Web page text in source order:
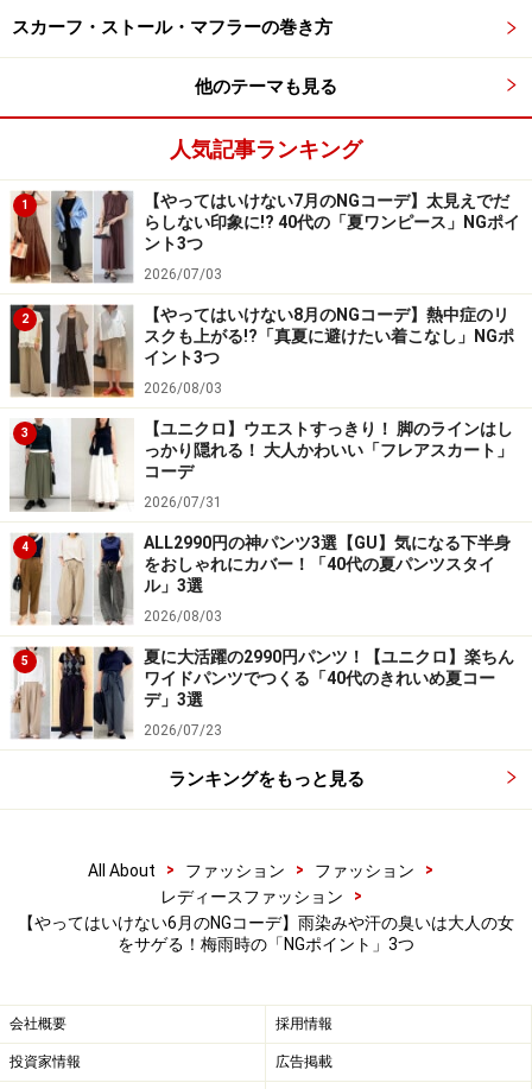
NG3. 泥ハネなどが目立つ「白やベージュの
パンツ」コーデ
雨が上がったとしても、汚れやすいのがパンツの裾で
歩いているだけで地面から跳ね返った泥が裾に付着した
り、ぬれた傘や荷物がパンツに触れて汚れてしまったり
ということが起きやすくなります。
■OKコーデにするには
【OKコーデ】ダークカラーで、撥水加工付きのパンツなら
安心 出典：WEAR
雨の日のパンツ選びは、写真のようなチャコールグレー
など濃い色のものがおすすめです。このパンツのよう
に、水や汚れにも強い撥水加工がされているものを選ぶ
のも◎。
悪天候の日はもちろん、レジャーやアウトドアなどでも
はけるので、1本あると頼りになるアイテムです。
気になる項目がある人は、ぜひ参考にしてみてください
ね。
※記事内容は執筆時点のものです。最新の内容をご確認くださ
Amazonで人気のレディースファッションをチェッ
ク！
スカーフ・ストール・マフラーの巻き方
他のテーマも見る
人気記事ランキング
1
【やってはいけない7月のNGコーデ】太見えでだ
らしない印象に!? 40代の「夏ワンピース」NGポイ
ント3つ
2026/07/03
2
【やってはいけない8月のNGコーデ】熱中症のリ
スクも上がる!?「真夏に避けたい着こなし」NGポ
イント3つ
2026/08/03
3
【ユニクロ】ウエストすっきり！ 脚のラインはし
っかり隠れる！ 大人かわいい「フレアスカート」
コーデ
2026/07/31
4
ALL2990円の神パンツ3選【GU】気になる下半身
をおしゃれにカバー！「40代の夏パンツスタイ
ル」3選
2026/08/03
5
夏に大活躍の2990円パンツ！【ユニクロ】楽ちん
ワイドパンツでつくる「40代のきれいめ夏コー
デ」3選
2026/07/23
ランキングをもっと見る
All About > ファッション > ファッション
>
レディースファッション
>
【やってはいけない6月のNGコーデ】雨染みや汗の臭いは大人の女
をサゲる！梅雨時の「NGポイント」3つ
会社概要 採用情報
投資家情報 広告掲載